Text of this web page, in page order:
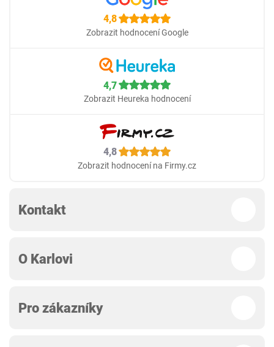
4,8
Zobrazit hodnocení Google
4,7
Zobrazit Heureka hodnocení
4,8
Zobrazit hodnocení na Firmy.cz
Kontakt
O Karlovi
Pro zákazníky